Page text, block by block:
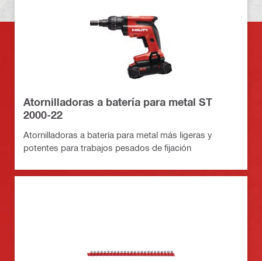
Atornilladoras a batería para metal ST
2000-22
Atornilladoras a batería para metal más ligeras y
potentes para trabajos pesados de fijación